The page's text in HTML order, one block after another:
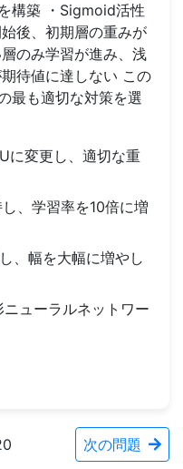
構築 ・Sigmoid活性
後、初期層の重みが
のみ学習が進み、浅
待値に達しない この
最も適切な対策を選
に変更し、適切な重
、学習率を10倍に増
、幅を大幅に増やし
ューラルネットワー
次の問題